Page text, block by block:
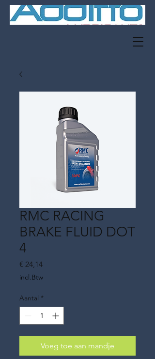
RMC RACING
BRAKE FLUID DOT
4
€ 24,14Prijs
incl.Btw
Aantal *
Voeg toe aan mandje